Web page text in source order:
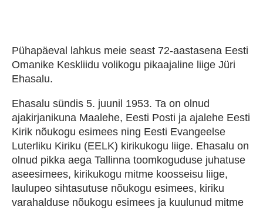
Pühapäeval lahkus meie seast 72-aastasena Eesti
Omanike Keskliidu volikogu pikaajaline liige Jüri
Ehasalu.
Ehasalu sündis 5. juunil 1953. Ta on olnud
ajakirjanikuna Maalehe, Eesti Posti ja ajalehe Eesti
Kirik nõukogu esimees ning Eesti Evangeelse
Luterliku Kiriku (EELK) kirikukogu liige. Ehasalu on
olnud pikka aega Tallinna toomkoguduse juhatuse
aseesimees, kirikukogu mitme koosseisu liige,
laulupeo sihtasutuse nõukogu esimees, kiriku
varahalduse nõukogu esimees ja kuulunud mitme